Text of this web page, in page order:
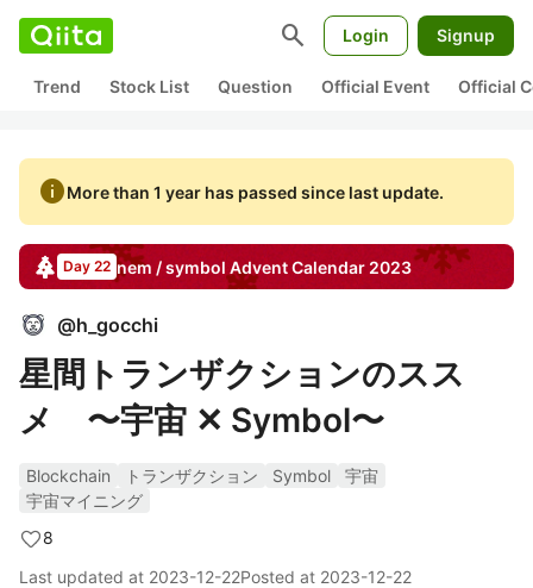
search Login Signup
Trend Stock List Question Official Event Official
infoMore than 1 year has passed since last update.
Day 22 nem / symbol Advent Calendar 2023
@h_gocchi
星間トランザクションのスス
メ 〜宇宙 ✕ Symbol〜
Blockchain トランザクション Symbol
宇宙
宇宙マイニング
8
Last updated at 2023-12-22Posted at 2023-12-22